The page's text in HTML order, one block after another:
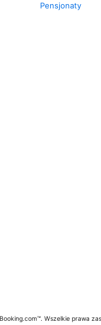
Pensjonaty
Wszelkie prawa